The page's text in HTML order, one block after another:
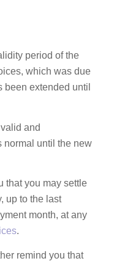
period of the
which was due
been extended until
and
normal until the new
that you may settle
up to the last
month, at any
.
remind you that